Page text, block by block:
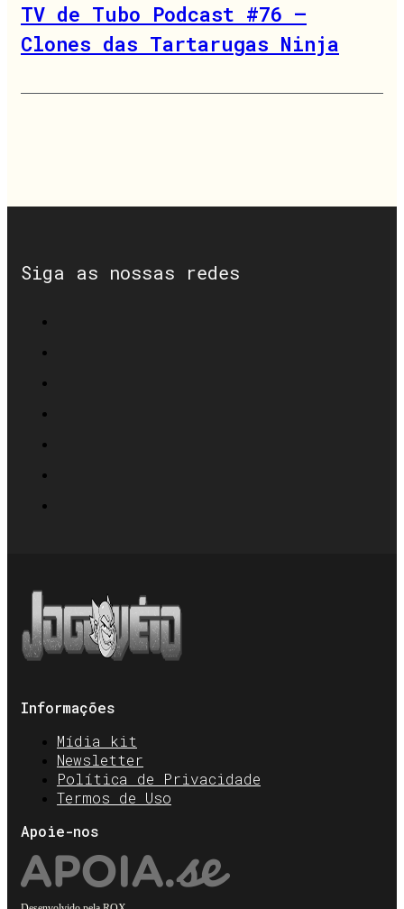
TV de Tubo Podcast #76 –
Clones das Tartarugas Ninja
Siga as nossas redes
Informações
Mídia kit
Newsletter
Política de Privacidade
Termos de Uso
Apoie-nos